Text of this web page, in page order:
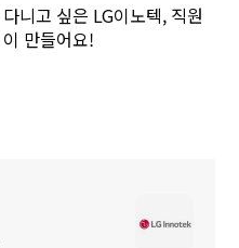
다니고 싶은 LG이노텍, 직원
이 만들어요!